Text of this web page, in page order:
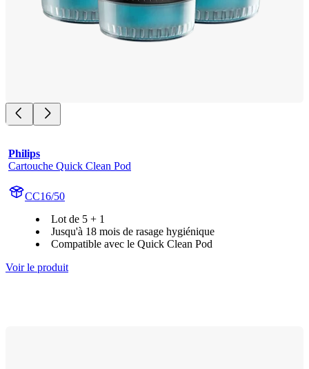
Philips
Cartouche Quick Clean Pod
CC16/50
Lot de 5 + 1
Jusqu'à 18 mois de rasage hygiénique
Compatible avec le Quick Clean Pod
Voir le produit